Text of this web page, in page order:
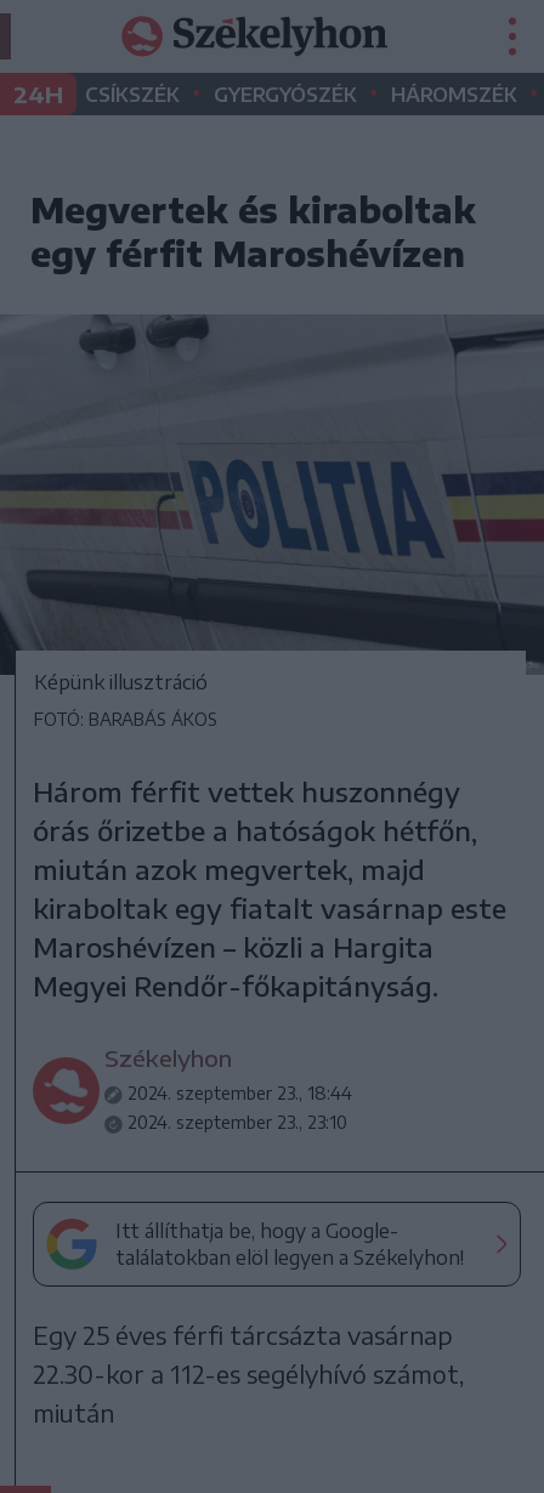
24H CSÍKSZÉK • GYERGYÓSZÉK • HÁROMSZÉK •
Megvertek és kiraboltak
egy férfit Maroshévízen
Képünk illusztráció
FOTÓ: BARABÁS ÁKOS
Három férfit vettek huszonnégy
órás őrizetbe a hatóságok hétfőn,
miután azok megvertek, majd
kiraboltak egy fiatalt vasárnap este
Maroshévízen – közli a Hargita
Megyei Rendőr-főkapitányság.
Székelyhon
2024. szeptember 23., 18:44
2024. szeptember 23., 23:10
Itt állíthatja be, hogy a Google-
találatokban elöl legyen a Székelyhon!
Egy 25 éves férfi tárcsázta vasárnap
22.30-kor a 112-es segélyhívó számot,
miután